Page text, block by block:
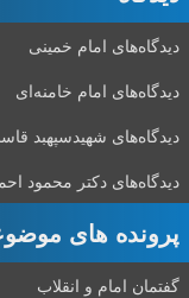
دیدگاه‌های امام خمینی
دیدگاه‌های امام خامنه‌ای
دیدگاه‌های شهید‌سپهبد
دیدگاه‌های دکتر محمود
پرونده های
گفتمان امام و انقلاب